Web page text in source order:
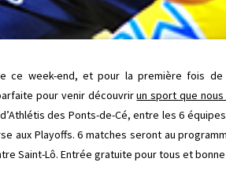
ce week-end, et pour la première fois
pour venir découvrirun sport que
des Ponts-de-Cé, entre les 6
aux Playoffs. 6 matches seront au
Saint-Lô. Entrée gratuite pour tous et